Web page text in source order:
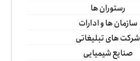
رستوران ها
سازمان ها و ادارات
شرکت های تبلیغاتی
صنایع شیمیایی